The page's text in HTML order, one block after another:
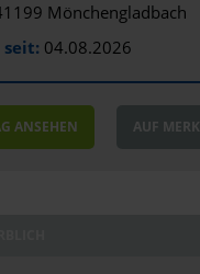
Mönchengladbach
04.08.2026
ANSEHEN AUF